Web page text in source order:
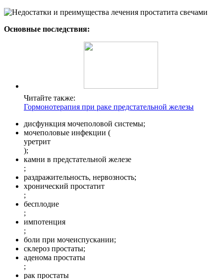
Основные последствия:
Читайте также:
Гормонотерапия при раке предстательной железы
дисфункция мочеполовой системы;
мочеполовые инфекции (
уретрит
);
камни в предстательной железе
;
раздражительность, нервозность;
хронический простатит
;
бесплодие
;
импотенция
;
боли при мочеиспускании;
склероз простаты;
аденома простаты
;
рак простаты